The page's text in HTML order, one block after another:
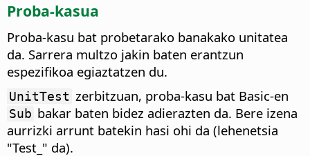
Proba-kasua
Proba-kasu bat probetarako banakako unitatea
da. Sarrera multzo jakin baten erantzun
espezifikoa egiaztatzen du.
UnitTest zerbitzuan, proba-kasu bat Basic-en
Sub bakar baten bidez adierazten da. Bere izena
aurrizki arrunt batekin hasi ohi da (lehenetsia
"Test_" da).